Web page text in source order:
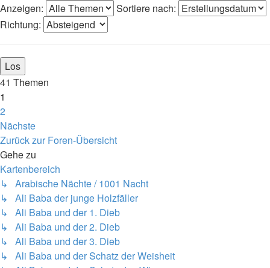
Anzeigen:
Sortiere nach:
Richtung:
41 Themen
1
2
Nächste
Zurück zur Foren-Übersicht
Gehe zu
Kartenbereich
↳ Arabische Nächte / 1001 Nacht
↳ Ali Baba der junge Holzfäller
↳ Ali Baba und der 1. Dieb
↳ Ali Baba und der 2. Dieb
↳ Ali Baba und der 3. Dieb
↳ Ali Baba und der Schatz der Weisheit